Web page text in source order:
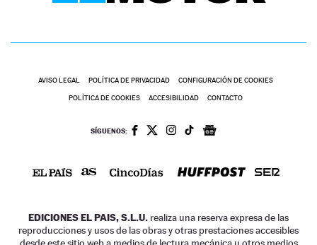
AVISO LEGAL POLÍTICA DE PRIVACIDAD CONFIGURACIÓN DE COOKIES
POLÍTICA DE COOKIES ACCESIBILIDAD CONTACTO
SÍGUENOS:
EDICIONES EL PAIS, S.L.U. realiza una reserva expresa de las
reproducciones y usos de las obras y otras prestaciones accesibles